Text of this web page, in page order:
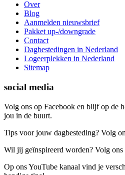
Over
Blog
Aanmelden nieuwsbrief
Pakket up-/downgrade
Contact
Dagbestedingen in Nederland
Logeerplekken in Nederland
Sitemap
social media
Volg ons op Facebook en blijf op de
jou in de buurt.
Tips voor jouw dagbesteding? Volg
Wil jij geïnspireerd worden? Volg ons
Op ons YouTube kanaal vind je